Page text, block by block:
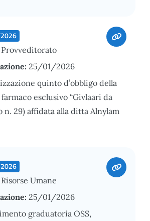
Provveditorato
25/01/2026
quinto d’obbligo della
esclusivo “Givlaari da
n. 29) affidata alla ditta Alnylam
Umane
25/01/2026
graduatoria OSS,